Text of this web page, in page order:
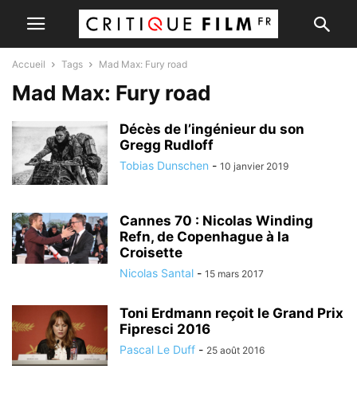
Accueil Tags Mad Max: Fury road
Mad Max: Fury road
Décès de l’ingénieur du son
Gregg Rudloff
Tobias Dunschen - 10 janvier 2019
Cannes 70 : Nicolas Winding
Refn, de Copenhague à la
Croisette
Nicolas Santal - 15 mars 2017
Toni Erdmann reçoit le Grand Prix
Fipresci 2016
Pascal Le Duff - 25 août 2016